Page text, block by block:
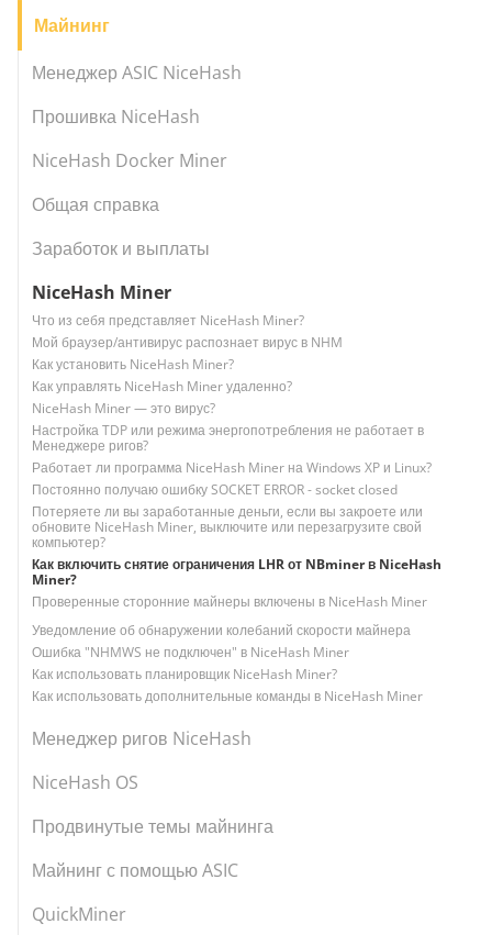
Майнинг
Менеджер ASIC NiceHash
Прошивка NiceHash
NiceHash Docker Miner
Общая справка
Заработок и выплаты
NiceHash Miner
Что из себя представляет NiceHash Miner?
Мой браузер/антивирус распознает вирус в NHM
Как установить NiceHash Miner?
Как управлять NiceHash Miner удаленно?
NiceHash Miner — это вирус?
Настройка TDP или режима энергопотребления не работает в
Менеджере ригов?
Работает ли программа NiceHash Miner на Windows XP и Linux?
Постоянно получаю ошибку SOCKET ERROR - socket closed
Потеряете ли вы заработанные деньги, если вы закроете или
обновите NiceHash Miner, выключите или перезагрузите свой
компьютер?
Как включить снятие ограничения LHR от NBminer в NiceHash
Miner?
Проверенные сторонние майнеры включены в NiceHash Miner
Уведомление об обнаружении колебаний скорости майнера
Ошибка "NHMWS не подключен" в NiceHash Miner
Как использовать планировщик NiceHash Miner?
Как использовать дополнительные команды в NiceHash Miner
Менеджер ригов NiceHash
NiceHash OS
Продвинутые темы майнинга
Майнинг с помощью ASIC
QuickMiner